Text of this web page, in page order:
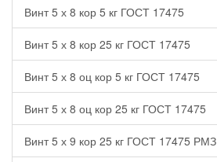
Винт 5 х 8 кор 5 кг ГОСТ 17475
Винт 5 х 8 кор 25 кг ГОСТ 17475
Винт 5 х 8 оц кор 5 кг ГОСТ 17475
Винт 5 х 8 оц кор 25 кг ГОСТ 17475
Винт 5 х 9 кор 25 кг ГОСТ 17475 РМЗ